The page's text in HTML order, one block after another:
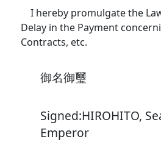
I hereby promulgate the
Delay in the Payment
Contracts, etc.
御名御璽
Signed:HIROHITO,
Emperor